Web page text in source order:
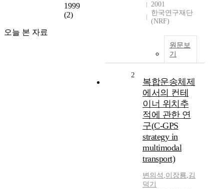
1999
(2)
오늘 본 자료
2001
한국연구재단
(NRF)
원문보
기
2
복합운송체제
에서의 컨테
이너 위치추
적에 관한 연
구(C-GPS
strategy in
multimodal
transport)
변의석 ,이장룡,김
덕기